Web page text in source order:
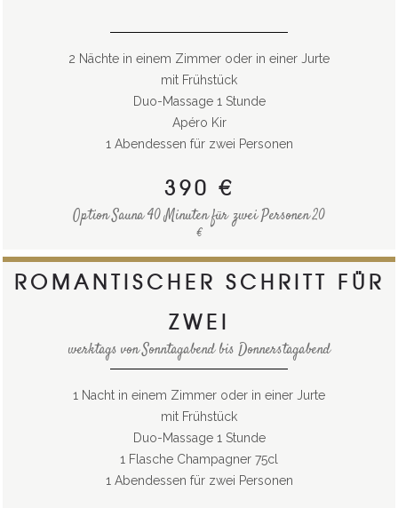
2 Nächte in einem Zimmer oder in einer Jurte
mit Frühstück
Duo-Massage 1 Stunde
Apéro Kir
1 Abendessen für zwei Personen
390 €
Option Sauna 40 Minuten für zwei Personen 20
€
ROMANTISCHER SCHRITT FÜR
ZWEI
werktags von Sonntagabend bis Donnerstagabend
1 Nacht in einem Zimmer oder in einer Jurte
mit Frühstück
Duo-Massage 1 Stunde
1 Flasche Champagner 75cl
1 Abendessen für zwei Personen